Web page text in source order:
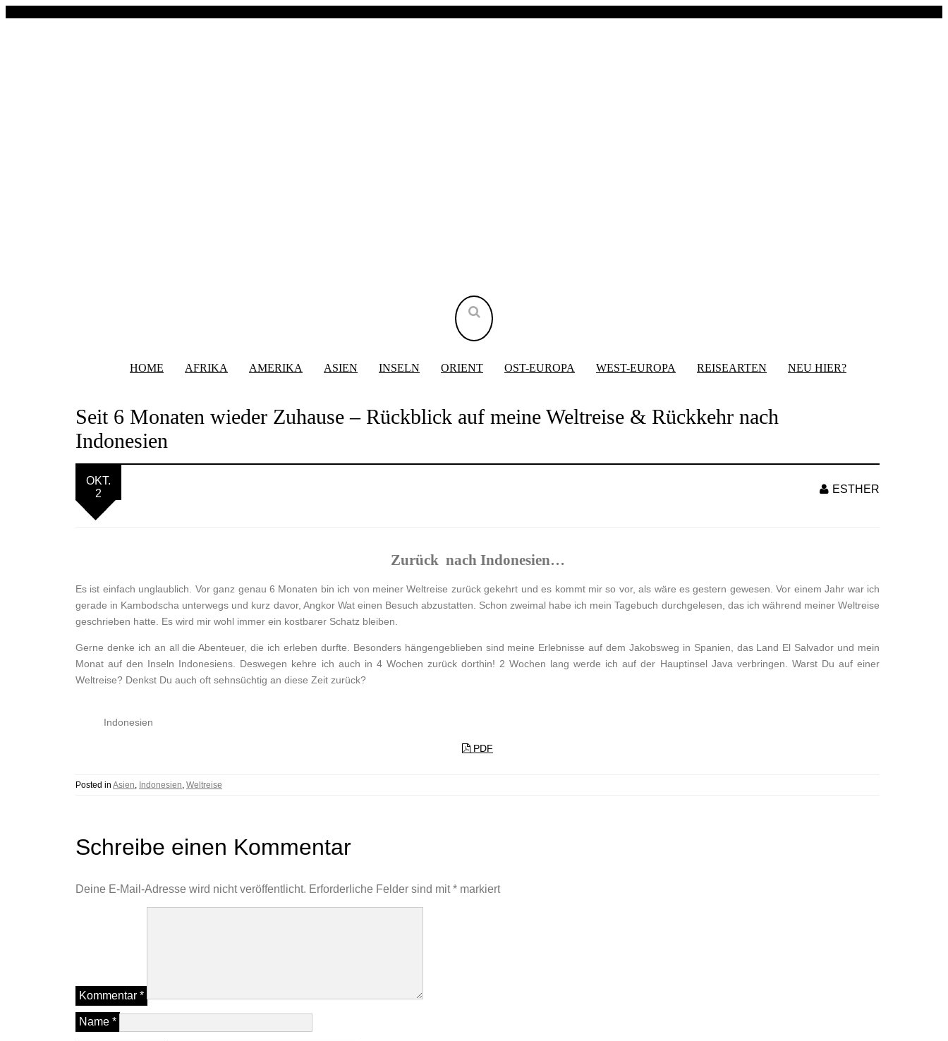
HOME AFRIKA AMERIKA ASIEN INSELN ORIENT OST-EUROPA WEST-EUROPA REISEARTEN NEU HIER?
Seit 6 Monaten wieder Zuhause – Rückblick auf meine Weltreise & Rückkehr nach
Indonesien
OKT.
2
ESTHER
Zurück nach Indonesien…
Es ist einfach unglaublich. Vor ganz genau 6 Monaten bin ich von meiner Weltreise zurück gekehrt und es kommt mir so vor, als wäre es gestern gewesen. Vor einem Jahr war ich
gerade in Kambodscha unterwegs und kurz davor, Angkor Wat einen Besuch abzustatten. Schon zweimal habe ich mein Tagebuch durchgelesen, das ich während meiner Weltreise
geschrieben hatte. Es wird mir wohl immer ein kostbarer Schatz bleiben.
Gerne denke ich an all die Abenteuer, die ich erleben durfte. Besonders hängengeblieben sind meine Erlebnisse auf dem Jakobsweg in Spanien, das Land El Salvador und mein
Monat auf den Inseln Indonesiens. Deswegen kehre ich auch in 4 Wochen zurück dorthin! 2 Wochen lang werde ich auf der Hauptinsel Java verbringen. Warst Du auf einer
Weltreise? Denkst Du auch oft sehnsüchtig an diese Zeit zurück?
Indonesien
PDF
Posted in Asien, Indonesien, Weltreise
Schreibe einen Kommentar
Deine E-Mail-Adresse wird nicht veröffentlicht. Erforderliche Felder sind mit* markiert
Kommentar *
Name *